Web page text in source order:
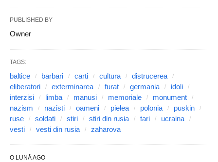
PUBLISHED BY
Owner
TAGS:
baltice barbari carti cultura
distrucerea
eliberatori
exterminarea furat germania
idoli
interzisi
limba manusi memoriale
monument
nazism
nazisti oameni pielea polonia
puskin
ruse
soldati stiri stiri din rusia tari
ucraina
vesti
vesti din rusia zaharova
O LUNĂ AGO